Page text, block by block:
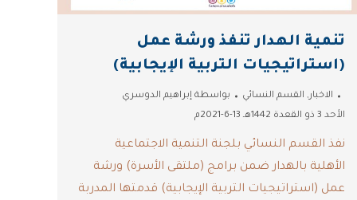
تنمية الهدار تنفذ ورشة عمل
(استراتيجيات التربية الإيجابية)
الاخبار, القسم النسائي بواسطة إبراهيم الدوسري
الأحد 3 ذو القعدة 1442هـ 13-6-2021م
نفذ القسم النسائي بلجنة التنمية الاجتماعية
الأهلية بالهدار ضمن برامج (ملتقى الأسرة) ورشة
عمل (استراتيجيات التربية الإيجابية) قدمتها المدربة